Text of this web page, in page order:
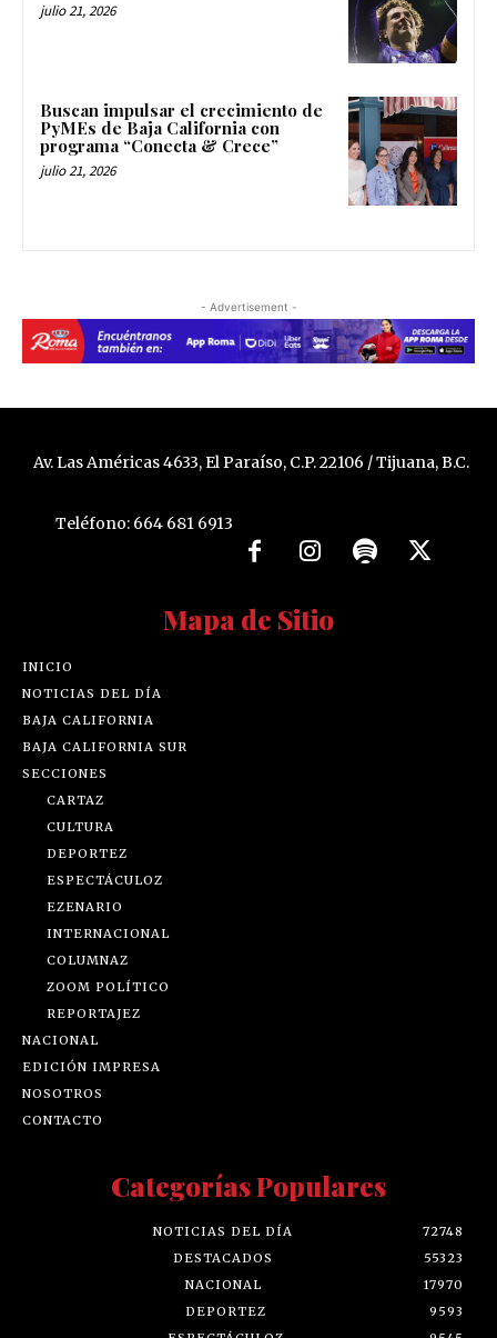
julio 21, 2026
Buscan impulsar el crecimiento de
PyMEs de Baja California con
programa “Conecta & Crece”
julio 21, 2026
- Advertisement -
Av. Las Américas 4633, El Paraíso, C.P. 22106 / Tijuana, B.C.
Teléfono: 664 681 6913
Mapa de Sitio
INICIO
NOTICIAS DEL DÍA
BAJA CALIFORNIA
BAJA CALIFORNIA SUR
SECCIONES
CARTAZ
CULTURA
DEPORTEZ
ESPECTÁCULOZ
EZENARIO
INTERNACIONAL
COLUMNAZ
ZOOM POLÍTICO
REPORTAJEZ
NACIONAL
EDICIÓN IMPRESA
NOSOTROS
CONTACTO
Categorías Populares
NOTICIAS DEL DÍA
72748
DESTACADOS
55323
NACIONAL
17970
DEPORTEZ
9593